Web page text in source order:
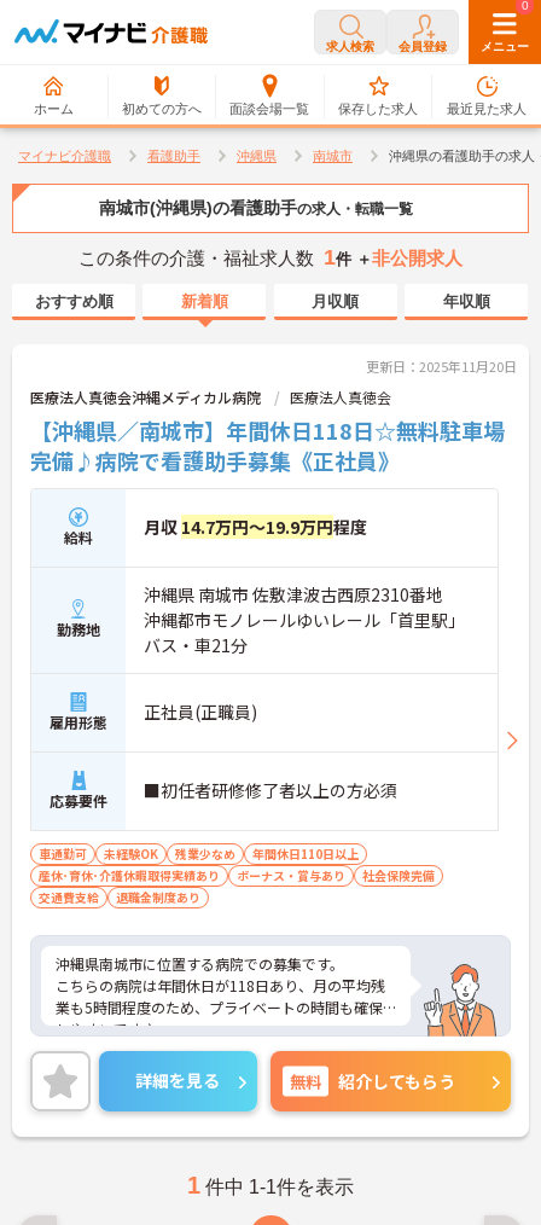
求人検索 会員登録 メニュー
ホーム 初めての方へ 面談会場一覧
0
保存した求人
0
最近見た求人
マイナビ介護職 看護助手 沖縄県 南城市 沖縄県の看護助手の求人
南城市(沖縄県)の看護助手の求人・転職一覧
この条件の介護・福祉求人数 1件 ＋非公開求人
おすすめ順 新着順 月収順 年収順
更新日：2025年11月20日
医療法人真徳会沖縄メディカル病院 医療法人真徳会
【沖縄県／南城市】年間休日118日☆無料駐車場
完備♪病院で看護助手募集《正社員》
給料 月収 14.7万円～19.9万円程度
勤務地
沖縄県 南城市 佐敷津波古西原2310番地
沖縄都市モノレールゆいレール「首里駅」
バス・車21分
雇用形態 正社員(正職員)
応募要件 ■初任者研修修了者以上の方必須
車通勤可 未経験OK 残業少なめ
年間休日110日以上
産休･育休･介護休暇取得実績あり
ボーナス・賞与あり
社会保険完備
交通費支給
退職金制度あり
沖縄県南城市に位置する病院での募集です。
こちらの病院は年間休日が118日あり、月の平均残
業も5時間程度のため、プライベートの時間も確保
しやすいです♪
また賞与も過去実績で4か月分の支給があり、長期
的にお仕事を続けたい方におすすめです。
ご興味のある方は、ご面接のポイントをお伝えしま
すので、お気軽にお問い合わせください。
詳細を見る 無料 紹介してもらう
1 件中 1-1件を表示